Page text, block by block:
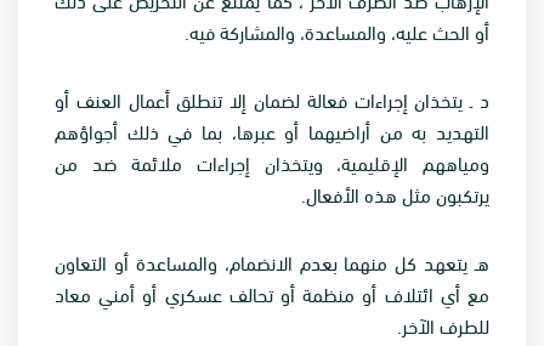
أو الحث عليه، والمساعدة، والمشاركة فيه.
د ـ يتخذان إجراءات فعالة لضمان إلا تنطلق أعمال العنف أو
التهديد به من أراضيهما أو عبرها، بما في ذلك أجواؤهم
ومياههم الإقليمية، ويتخذان إجراءات ملائمة ضد من
يرتكبون مثل هذه الأفعال.
هـ يتعهد كل منهما بعدم الانضمام، والمساعدة أو التعاون
مع أي ائتلاف أو منظمة أو تحالف عسكري أو أمني معاد
للطرف الآخر.